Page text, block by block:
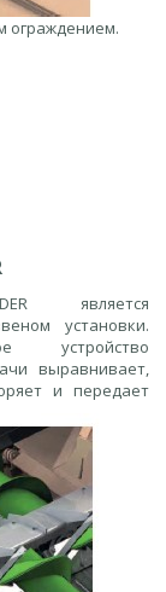
ограждением.
является
установки.
устройство
выравнивает,
и передает